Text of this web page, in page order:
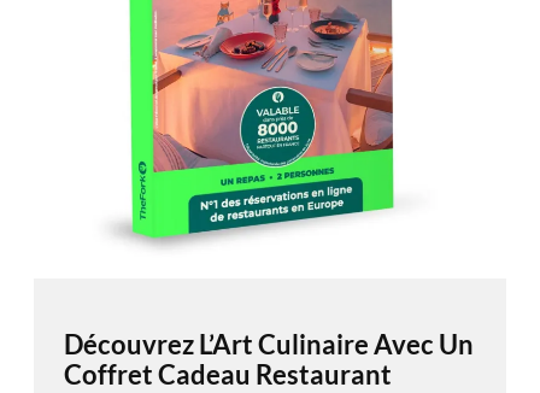
Découvrez L’Art Culinaire Avec Un
Coffret Cadeau Restaurant